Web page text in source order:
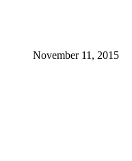
November 11, 2015